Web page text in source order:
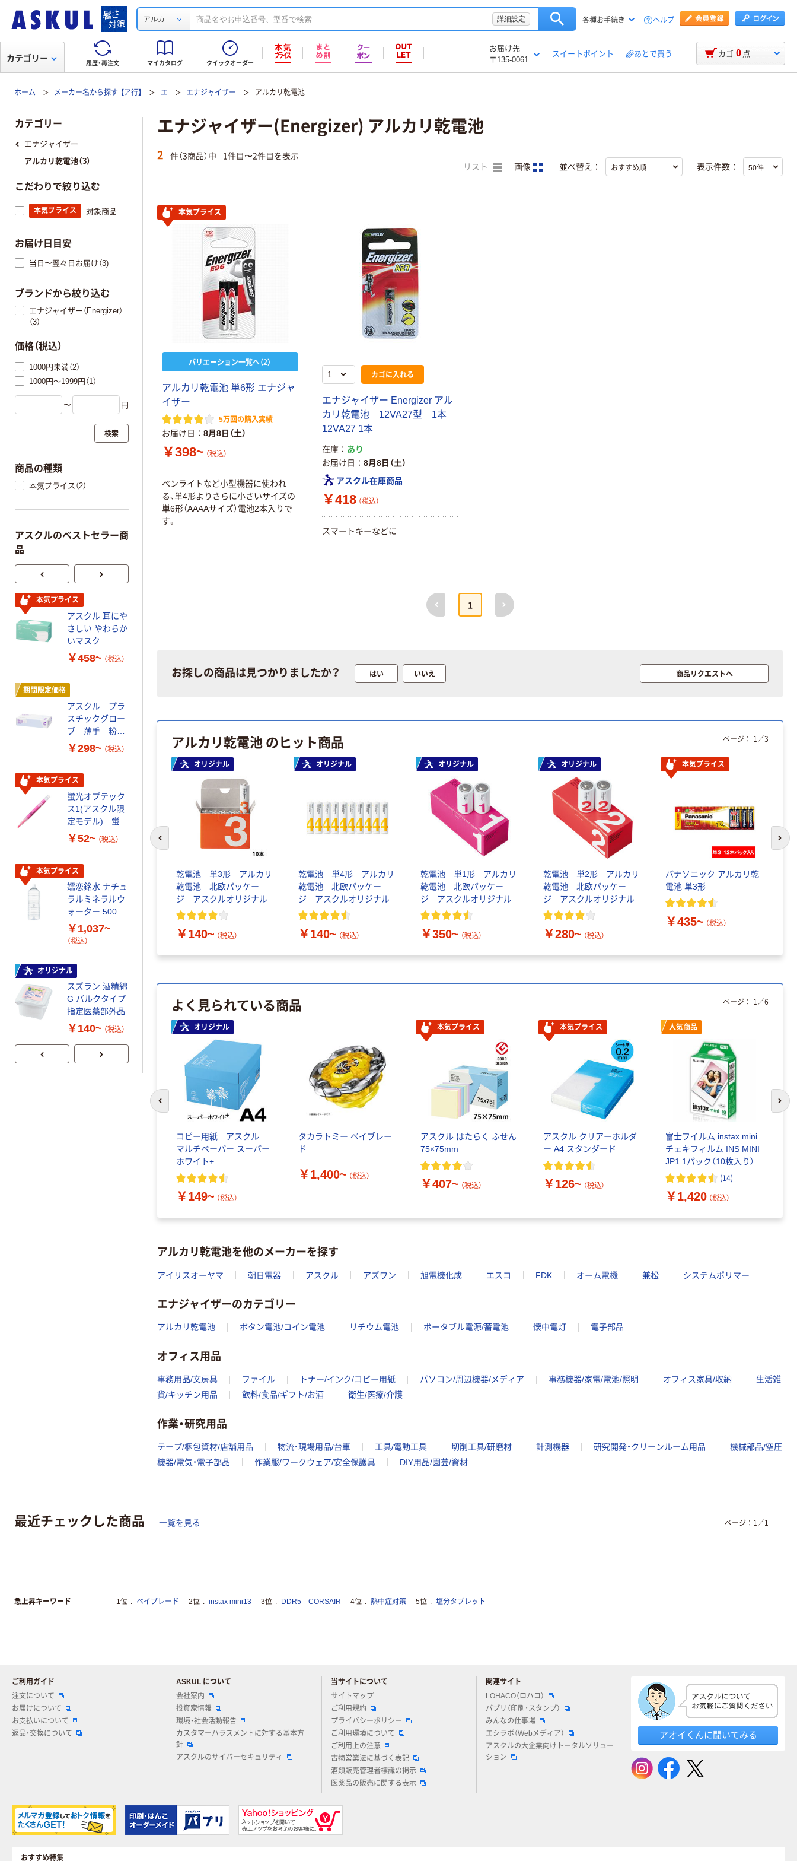
アルカ ... 詳細設定 各種お手続き ヘルプ
履歴・再注文 マイカタログ クイックオーダー
お届け先
〒135-0061
スイートポイント あとで買う
カテゴリー カゴ 0 点
ホーム メーカー名から探す-【ア行】 エ エナジャイザー アルカリ乾電池
エナジャイザー(Energizer) アルカリ乾電池
2 件（3商品）中 1件目〜2件目を表示
リスト 画像 並べ替え： 表示件数：
本気プライス
バリエーション一覧へ（2）
アルカリ乾電池 単6形 エナジャ
イザー
5万回の購入実績
お届け日 8月8日（土）
￥398~ （税込）
ペンライトなど小型機器に使われ
る、単4形よりさらに小さいサイズの
単6形（AAAAサイズ）電池2本入りで
す。
カゴに入れる
エナジャイザー Energizer アル
カリ乾電池 12VA27型 1本
12VA27 1本
在庫
あり
お届け日
8月8日（土）
アスクル在庫商品
￥418 （税込）
スマートキーなどに
前へ
1
次へ
お探しの商品は見つかりましたか？ はい いいえ 商品リクエストへ
アルカリ乾電池 のヒット商品
リ乾
）
パナソニック アルカリ乾
電池 エボルタ（EVOLTA）
単1形
￥640~
オリジナル
乾電池 単3形 アルカリ
乾電池 北欧パッケー
ジ アスクルオリジナル
￥140~ （税込）
オリジナル
乾電池 単4形 アルカリ
乾電池 北欧パッケー
ジ アスクルオリジナル
￥140~ （税込）
オリジナル
乾電池 単1形 アルカリ
乾電池 北欧パッケー
ジ アスクルオリジナル
￥350~ （税込）
オリジナル
乾電池 単2形 アルカリ
乾電池 北欧パッケー
ジ アスクルオリジナル
￥280~ （税込）
本気プライス
パナソニック アルカリ乾
電池 単3形
￥435~ （税込）
ページ： 1 ／3
次
よく見られている商品
オリジナル
コピー用紙 アスクル
マルチペーパー スーパー
ホワイト+
￥149~ （税込）
タカラトミー ベイブレー
ド
￥1,400~ （税込）
本気プライス
アスクル はたらく ふせん
75×75mm
￥407~ （税込）
本気プライス
アスクル クリアーホルダ
ー A4 スタンダード
￥126~ （税込）
人気商品
富士フイルム instax mini
チェキフィルム INS MINI
JP1 1パック（10枚入り）
(14)
￥1,420 （税込）
ページ： 1 ／6
前のスライドへ 次
アルカリ乾電池を他のメーカーを探す
アイリスオーヤマ 朝日電器 アスクル アズワン 旭電機化成 エスコ FDK オーム電機 兼松 システムポリマー
エナジャイザーのカテゴリー
アルカリ乾電池 ボタン電池/コイン電池 リチウム電池 ポータブル電源/蓄電池 懐中電灯 電子部品
オフィス用品
事務用品/文房具 ファイル トナー/インク/コピー用紙 パソコン/周辺機器/メディア 事務機器/家電/電池/照明 オフィス家具/収納
生活雑
貨/キッチン用品
飲料/食品/ギフト/お酒 衛生/医療/介護
作業・研究用品
テープ/梱包資材/店舗用品 物流・現場用品/台車 工具/電動工具 切削工具/研磨材 計測機器 研究開発・クリーンルーム用品
機械部品/空圧
機器/電気・電子部品
作業服/ワークウェア/安全保護具 DIY用品/園芸/資材
カテゴリー
エナジャイザー
アルカリ乾電池（3）
こだわりで絞り込む
本気プライス 対象商品
お届け日目安
当日〜翌々日お届け（3)
ブランドから絞り込む
エナジャイザー（Energizer）
（3）
価格（税込）
1000円未満（2）
1000円～1999円（1）
〜 円
検索
商品の種類
本気プライス（2）
アスクルのベストセラー商
品
本気プライス
アスクル 耳にや
さしい やわらか
いマスク
￥458~ （税込）
期間限定価格
アスクル プラ
スチックグロー
ブ 薄手 粉な
し（パウダーフ
￥298~ （税込）
本気プライス
蛍光オプテック
ス1(アスクル限
定モデル) 蛍光
ペン ゼブラ
￥52~ （税込）
本気プライス
嬬恋銘水 ナチュ
ラルミネラルウ
ォーター 500ml
キャップシール
付き／2Lラベル
￥1,037~
（税込）
オリジナル
スズラン 酒精綿
G バルクタイプ
指定医薬部外品
￥140~ （税込）
ト ホワイト紙コ
￥374~ （税込）
【アスクル限定】
ファーストレイ
ト ニトリルグ
ローブ ホワイ
ト 粉なし（パ
￥698~ （税込）
本気プライス
ペーパータオル
小判・シングル
再生紙 200枚
クルオリジナル
￥143~ （税込）
モカ 200組 5個
アスクル オリジ
ナルティッシュ
PEFC認証
￥428~ （税込）
ー 粉なし（パ
ウダーフリー）
ディスポパンツ
￥96~
本気プライス
アスクル 耳にや
スチックグロー
リー）
本気プライス
蛍光オプテック
ス1(アスクル限
定モデル) 蛍光
ペン ゼブラ
￥52~ （税込）
本気プライス
嬬恋銘水 ナチュ
ラルミネラルウ
ォーター 500ml
付き／2Lラベル
￥1,037~
（税込）
スズラン 酒精綿
￥140~
最近チェックした商品 一覧を見る ページ： 1 ／1
急上昇キーワード 1位 ベイブレード 2位 instax mini13 3位 DDR5 CORSAIR 4位 熱中症対策 5位 塩分タブレット
ご利用ガイド
注文について
お届けについて
お支払いについて
返品・交換について
ASKUL について
会社案内
投資家情報
環境・社会活動報告
カスタマーハラスメントに対する基本方
針
アスクルのサイバーセキュリティ
当サイトについて
サイトマップ
ご利用規約
プライバシーポリシー
ご利用環境について
ご利用上の注意
古物営業法に基づく表記
酒類販売管理者標識の掲示
医薬品の販売に関する表示
関連サイト
LOHACO（ロハコ）
パプリ（印刷・スタンプ）
みんなの仕事場
エシラボ（Webメディア）
アスクルの大企業向けトータルソリュー
ション
アオイくんに聞いてみる
おすすめ特集